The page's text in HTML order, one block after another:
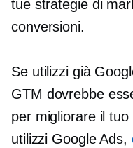
tue strategie di
conversioni.
Se utilizzi già
GTM dovrebbe
per migliorare il
utilizzi Google Ads,